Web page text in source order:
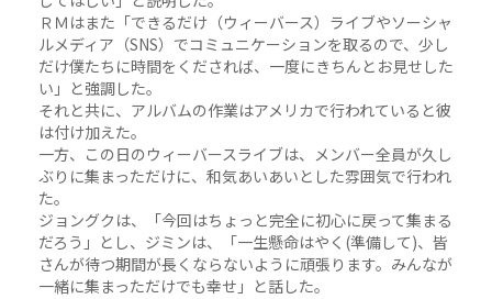
ＲＭはまた「できるだけ（ウィーバース）ライブやソーシャ
ルメディア（SNS）でコミュニケーションを取るので、少し
だけ僕たちに時間をくだされば、一度にきちんとお見せした
い」と強調した。
それと共に、アルバムの作業はアメリカで行われていると彼
は付け加えた。
一方、この日のウィーバースライブは、メンバー全員が久し
ぶりに集まっただけに、和気あいあいとした雰囲気で行われ
た。
ジョングクは、「今回はちょっと完全に初心に戻って集まる
だろう」とし、ジミンは、「一生懸命はやく(準備して)、皆
さんが待つ期間が長くならないように頑張ります。みんなが
一緒に集まっただけでも幸せ」と話した。